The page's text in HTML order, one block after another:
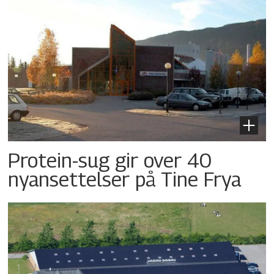
Protein-sug gir over 40
nyansettelser på Tine Frya